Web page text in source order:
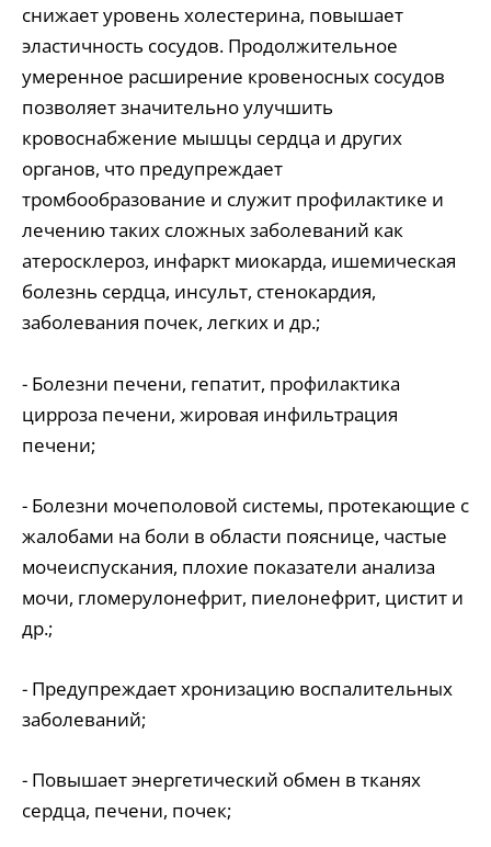
снижает уровень холестерина, повышает
эластичность сосудов. Продолжительное
умеренное расширение кровеносных сосудов
позволяет значительно улучшить
кровоснабжение мышцы сердца и других
органов, что предупреждает
тромбообразование и служит профилактике и
лечению таких сложных заболеваний как
атеросклероз, инфаркт миокарда, ишемическая
болезнь сердца, инсульт, стенокардия,
заболевания почек, легких и др.;
- Болезни печени, гепатит, профилактика
цирроза печени, жировая инфильтрация
печени;
- Болезни мочеполовой системы, протекающие с
жалобами на боли в области пояснице, частые
мочеиспускания, плохие показатели анализа
мочи, гломерулонефрит, пиелонефрит, цистит и
др.;
- Предупреждает хронизацию воспалительных
заболеваний;
- Повышает энергетический обмен в тканях
сердца, печени, почек;